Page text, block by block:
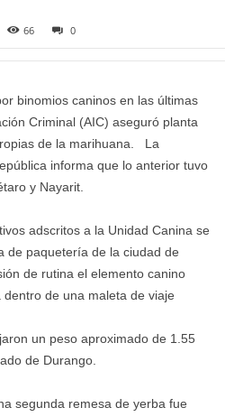
66 0
binomios caninos en las últimas
Criminal (AIC) aseguró planta
de la marihuana. La
informa que lo anterior tuvo
y Nayarit.
adscritos a la Unidad Canina se
de paquetería de la ciudad de
de rutina el elemento canino
de una maleta de viaje
un peso aproximado de 1.55
de Durango.
segunda remesa de yerba fue